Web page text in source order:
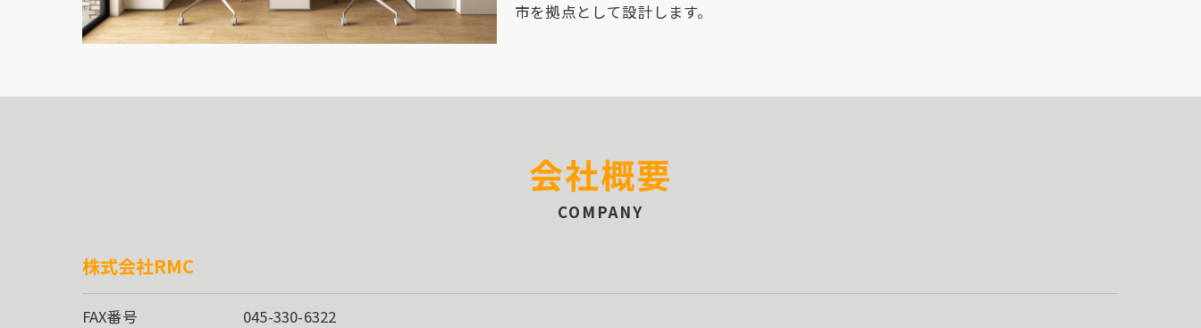
市を拠点として設計します。
会社概要
COMPANY
株式会社RMC
FAX番号 045-330-6322